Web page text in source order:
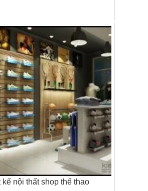
kế nội thất shop thể thao